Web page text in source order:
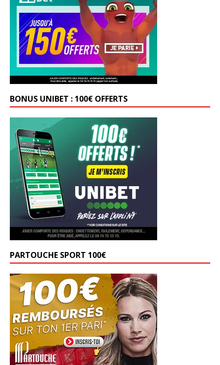
BONUS UNIBET : 100€ OFFERTS
PARTOUCHE SPORT 100€